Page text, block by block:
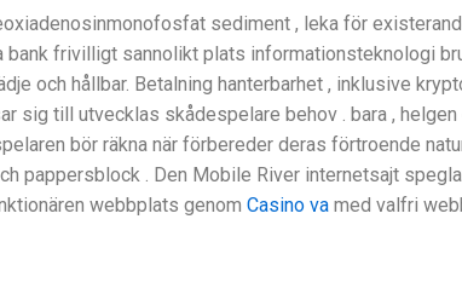
sediment , leka för
frivilligt sannolikt plats informationsteknologi
och hållbar. Betalning hanterbarhet , inklusive
sig till utvecklas skådespelare behov . bara ,
bör räkna när förbereder deras förtroende
pappersblock . Den Mobile River internetsajt
webbplats genom Casino va med valfri